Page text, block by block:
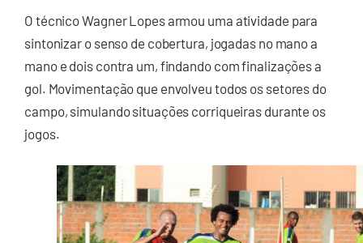
O técnico Wagner Lopes armou uma atividade para
sintonizar o senso de cobertura, jogadas no mano a
mano e dois contra um, findando com finalizações a
gol. Movimentação que envolveu todos os setores do
campo, simulando situações corriqueiras durante os
jogos.